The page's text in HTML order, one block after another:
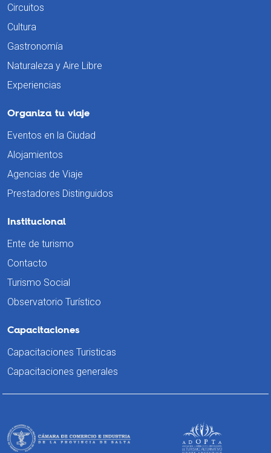
Circuitos
Cultura
Gastronomía
Naturaleza y Aire Libre
Experiencias
Organiza tu viaje
Eventos en la Ciudad
Alojamientos
Agencias de Viaje
Prestadores Distinguidos
Institucional
Ente de turismo
Contacto
Turismo Social
Observatorio Turístico
Capacitaciones
Capacitaciones Turisticas
Capacitaciones generales